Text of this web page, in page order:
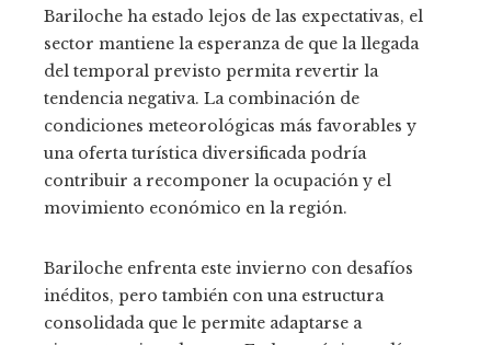
Bariloche ha estado lejos de las expectativas, el
sector mantiene la esperanza de que la llegada
del temporal previsto permita revertir la
tendencia negativa. La combinación de
condiciones meteorológicas más favorables y
una oferta turística diversificada podría
contribuir a recomponer la ocupación y el
movimiento económico en la región.
Bariloche enfrenta este invierno con desafíos
inéditos, pero también con una estructura
consolidada que le permite adaptarse a